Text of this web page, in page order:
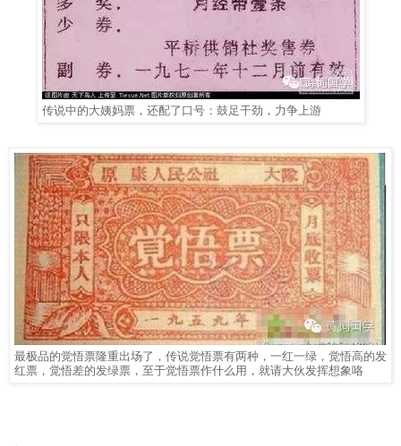
传说中的大姨妈票，还配了口号：鼓足干劲，力争上游
最极品的觉悟票隆重出场了，传说觉悟票有两种，一红一绿，觉悟高的发
红票，觉悟差的发绿票，至于觉悟票作什么用，就请大伙发挥想象咯